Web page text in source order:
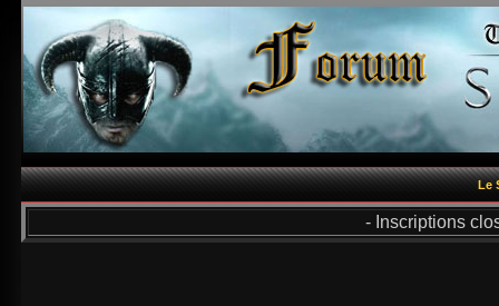
Le
- Inscriptions